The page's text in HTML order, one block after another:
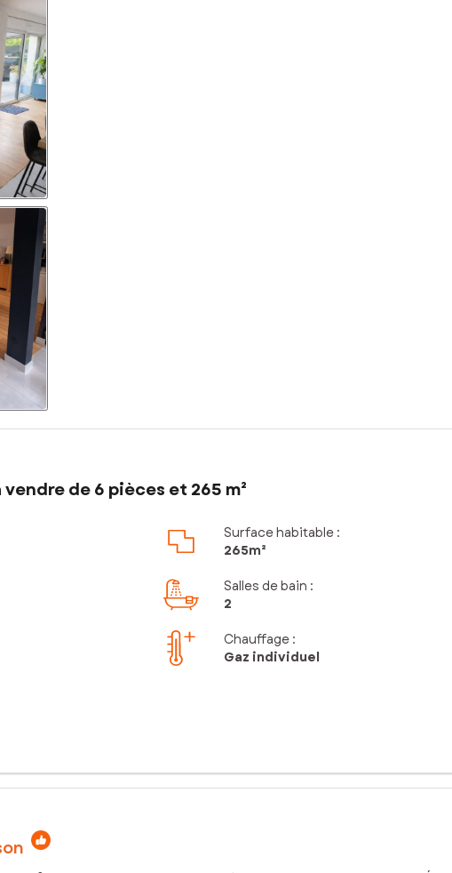
de 6 pièces et 265 m²
Surface habitable :
265m²
Salles de bain :
2
Chauffage :
Gaz individuel